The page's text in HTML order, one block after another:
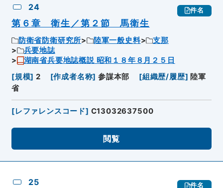
24 件名
第６章 衛生／第２節 馬衛生
防衛省防衛研究所 陸軍一般史料
支那
兵要地誌
湖南省兵要地誌概説 昭和１８年８月２５日
[規模] 2 [作成者名称] 参謀本部 [組織歴/履歴] 陸軍
省
[レファレンスコード] C13032637500
閲覧
25 件名